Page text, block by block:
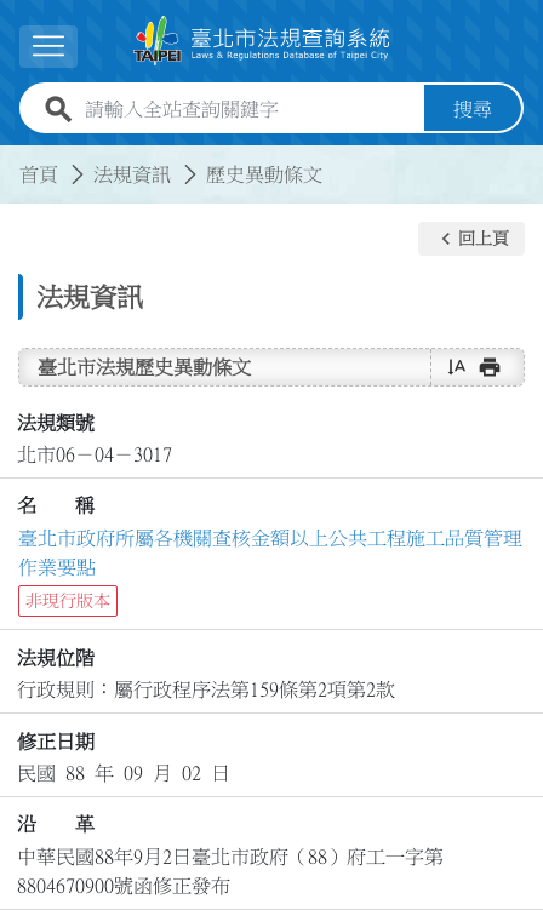
展開選單
全站查詢關鍵字欄位 搜尋
首頁 法規資訊 歷史異動條文
法規資訊
keyboard_arrow_left 回上頁
臺北市法規歷史異動條文 text_rotate_vertical print
法規類號
北市06－04－3017
名 稱
臺北市政府所屬各機關查核金額以上公共工程施工品質管理
作業要點
非現行版本
法規位階
行政規則：屬行政程序法第159條第2項第2款
修正日期
民國 88 年 09 月 02 日
沿 革
中華民國88年9月2日臺北市政府（88）府工一字第
8804670900號函修正發布